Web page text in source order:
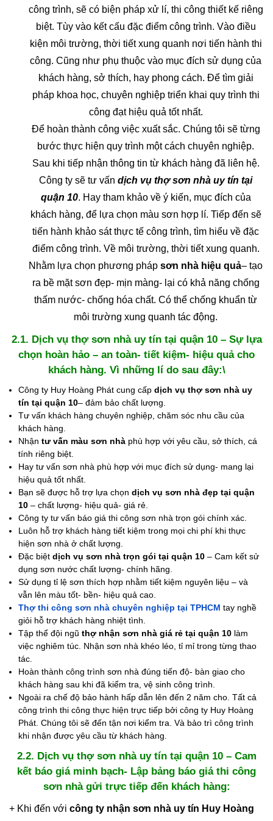
công trình, sẽ có biện pháp xử lí, thi công thiết kế riêng
biệt. Tùy vào kết cấu đặc điểm công trình. Vào điều
kiện môi trường, thời tiết xung quanh nơi tiến hành thi
công. Cũng như phụ thuộc vào mục đích sử dụng của
khách hàng, sở thích, hay phong cách. Để tìm giải
pháp khoa học, chuyên nghiệp triển khai quy trình thi
công đạt hiệu quả tốt nhất.
Để hoàn thành công việc xuất sắc. Chúng tôi sẽ từng
bước thực hiện quy trình một cách chuyên nghiệp.
Sau khi tiếp nhận thông tin từ khách hàng đã liên hệ.
Công ty sẽ tư vấn dịch vụ thợ sơn nhà uy tín tại
quận 10. Hay tham khảo về ý kiến, mục đích của
khách hàng, để lựa chọn màu sơn hợp lí. Tiếp đến sẽ
tiến hành khảo sát thực tế công trình, tìm hiểu về đặc
điểm công trình. Về môi trường, thời tiết xung quanh.
Nhằm lựa chọn phương pháp sơn nhà hiệu quả– tạo
ra bề mặt sơn đẹp- mịn màng- lại có khả năng chống
thấm nước- chống hóa chất. Có thể chống khuẩn từ
môi trường xung quanh tác động.
2.1. Dịch vụ thợ sơn nhà uy tín tại quận 10 – Sự lựa
chọn hoàn hảo – an toàn- tiết kiệm- hiệu quả cho
khách hàng. Vì những lí do sau đây:\
Công ty Huy Hoàng Phát cung cấp dịch vụ thợ sơn nhà uy
tín tại quận 10– đảm bảo chất lượng.
Tư vấn khách hàng chuyên nghiệp, chăm sóc nhu cầu của
khách hàng.
Nhận tư vấn màu sơn nhà phù hợp với yêu cầu, sở thích, cá
tính riêng biệt.
Hay tư vấn sơn nhà phù hợp với mục đích sử dụng- mang lại
hiệu quả tốt nhất.
Bạn sẽ được hỗ trợ lựa chọn dịch vụ sơn nhà đẹp tại quận
10 – chất lượng- hiệu quả- giá rẻ.
Công ty tư vấn báo giá thi công sơn nhà trọn gói chính xác.
Luôn hỗ trợ khách hàng tiết kiệm trong mọi chi phí khi thực
hiện sơn nhà ở chất lượng.
Đặc biệt dịch vụ sơn nhà trọn gói tại quận 10 – Cam kết sử
dụng sơn nước chất lượng- chính hãng.
Sử dụng tỉ lệ sơn thích hợp nhằm tiết kiệm nguyên liệu – và
vẫn lên màu tốt- bền- hiệu quả cao.
Thợ thi công sơn nhà chuyên nghiệp tại TPHCM tay nghề
giỏi hỗ trợ khách hàng nhiệt tình.
Tập thể đội ngũ thợ nhận sơn nhà giá rẻ tại quận 10 làm
việc nghiêm túc. Nhận sơn nhà khéo léo, tỉ mỉ trong từng thao
tác.
Hoàn thành công trình sơn nhà đúng tiến độ- bàn giao cho
khách hàng sau khi đã kiểm tra, vệ sinh công trình.
Ngoài ra chế độ bảo hành hấp dẫn lên đến 2 năm cho. Tất cả
công trình thi công thực hiện trực tiếp bởi công ty Huy Hoàng
Phát. Chúng tôi sẽ đến tận nơi kiểm tra. Và bảo trì công trình
khi nhận được yêu cầu từ khách hàng.
2.2. Dịch vụ thợ sơn nhà uy tín tại quận 10 – Cam
kết báo giá minh bạch- Lập bảng báo giá thi công
sơn nhà gửi trực tiếp đến khách hàng:
+ Khi đến với công ty nhận sơn nhà uy tín Huy Hoàng